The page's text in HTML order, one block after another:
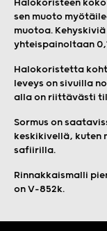
Halokoristeen koko
sen muoto
muotoa. Kehyskiviä
yhteispainoltaan
Halokoristetta
leveys on sivuilla
alla on riittävästi
Sormus on
keskikivellä,
safiirilla.
Rinnakkaismalli
on V-852k.